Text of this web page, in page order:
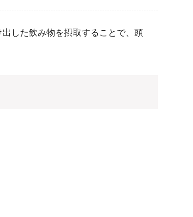
した飲み物を摂取することで、頭